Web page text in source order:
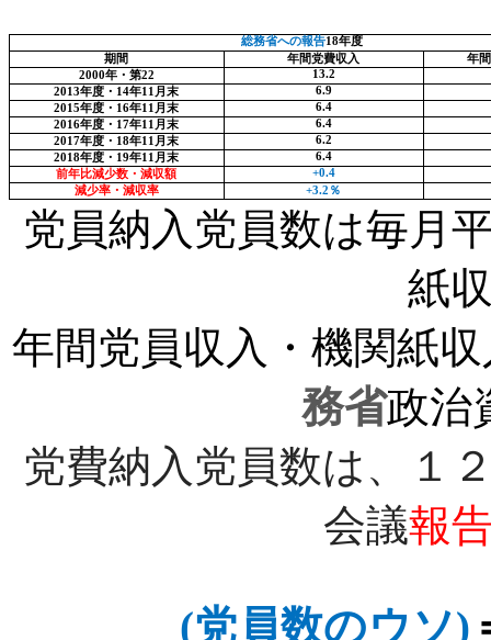
総務省への報告18年度
期間
年間党費収入
年
2000年・第22
13.2
2013年度・ 14年11 月末
6.9
2015年度・ 16年11 月末
6.4
2016年度・ 17年11 月末
6.4
2017年度・ 18年11 月末
6.2
2018年度・ 19年11 月末
6.4
前年比減少数・減収額
+0.4
減少率・減収率
+3.2 ％
党員納入党員数は毎月
紙
年間党員収入・機関紙
務省政治
党費納入党員数は、１
会議報
(党員数のウソ)